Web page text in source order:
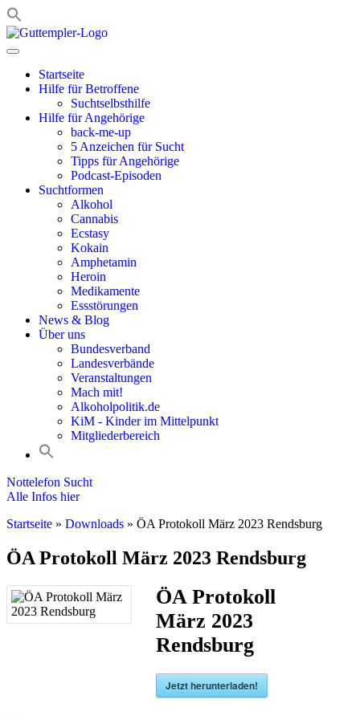
Zum
Inhalt
Startseite
Hilfe für Betroffene
Suchtselbsthilfe
Hilfe für Angehörige
back-me-up
5 Anzeichen für Sucht
Tipps für Angehörige
Podcast-Episoden
Suchtformen
Alkohol
Cannabis
Ecstasy
Kokain
Amphetamin
Heroin
Medikamente
Essstörungen
News & Blog
Über uns
Bundesverband
Landesverbände
Veranstaltungen
Mach mit!
Alkoholpolitik.de
KiM - Kinder im Mittelpunkt
Mitgliederbereich
Nottelefon Sucht
Alle Infos hier
Startseite » Downloads » ÖA Protokoll März 2023 Rendsburg
ÖA Protokoll März 2023 Rendsburg
ÖA Protokoll
März 2023
Rendsburg
Jetzt herunterladen!